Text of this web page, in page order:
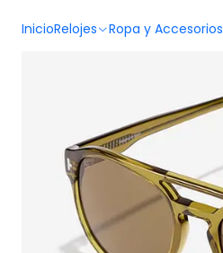
InicioRelojes Ropa y Accesorios